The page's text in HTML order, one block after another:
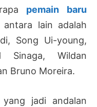
pemain baru
lain adalah
Song Ui-young,
Sinaga, Wildan
Bruno Moreira.
yang jadi andalan